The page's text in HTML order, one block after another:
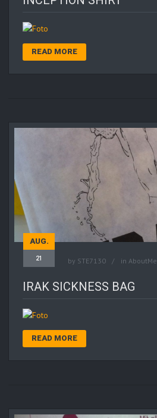
READ MORE
AUG.
21 by STE7130 in AboutMe
IRAK SICKNESS BAG
READ MORE